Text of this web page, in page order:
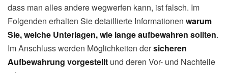
dass man alles andere wegwerfen kann, ist falsch. Im
Folgenden erhalten Sie detaillierte Informationen warum
Sie, welche Unterlagen, wie lange aufbewahren sollten.
Im Anschluss werden Möglichkeiten dersicheren
Aufbewahrung vorgestellt und deren Vor- und Nachteile